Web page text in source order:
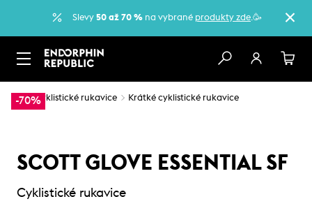
Slevy 50 až 70 % na vybrané produkty zde.🥳
-70%
… Cyklistické rukavice Krátké cyklistické rukavice
SCOTT GLOVE ESSENTIAL SF
Cyklistické rukavice